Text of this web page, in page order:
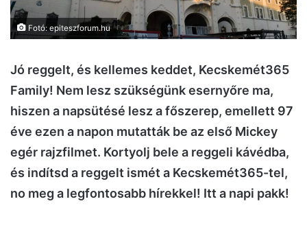
Fotó: epiteszforum.hu
Jó reggelt, és kellemes keddet, Kecskemét365
Family! Nem lesz szükségünk esernyőre ma,
hiszen a napsütésé lesz a főszerep, emellett 97
éve ezen a napon mutatták be az első Mickey
egér rajzfilmet. Kortyolj bele a reggeli kávédba,
és indítsd a reggelt ismét a Kecskemét365-tel,
no meg a legfontosabb hírekkel! Itt a napi pakk!